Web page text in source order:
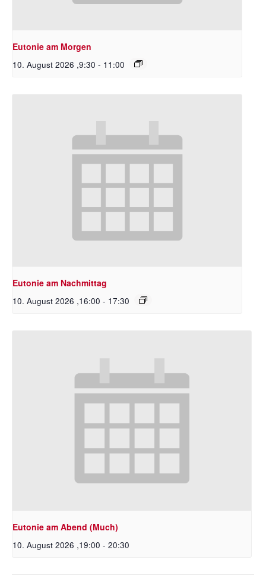
Eutonie am Morgen
10. August 2026 ,9:30 - 11:00
Eutonie am Nachmittag
10. August 2026 ,16:00 - 17:30
Eutonie am Abend (Much)
10. August 2026 ,19:00 - 20:30